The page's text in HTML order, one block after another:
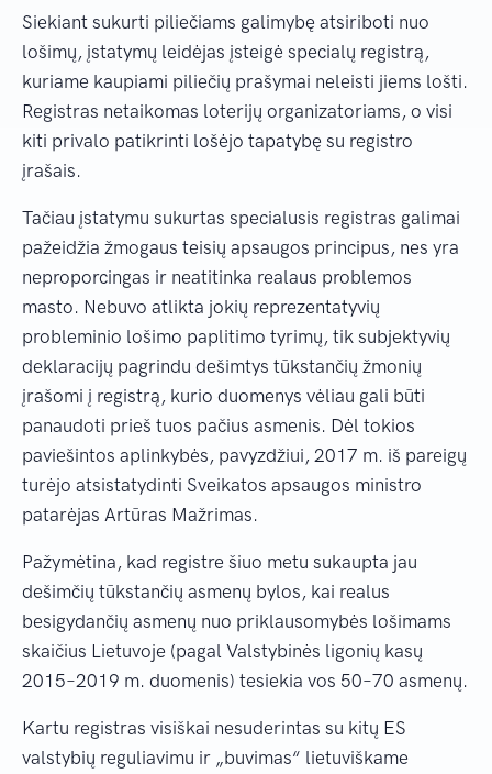
Siekiant sukurti piliečiams galimybę atsiriboti nuo
lošimų, įstatymų leidėjas įsteigė specialų registrą,
kuriame kaupiami piliečių prašymai neleisti jiems lošti.
Registras netaikomas loterijų organizatoriams, o visi
kiti privalo patikrinti lošėjo tapatybę su registro
įrašais.
Tačiau įstatymu sukurtas specialusis registras galimai
pažeidžia žmogaus teisių apsaugos principus, nes yra
neproporcingas ir neatitinka realaus problemos
masto. Nebuvo atlikta jokių reprezentatyvių
probleminio lošimo paplitimo tyrimų, tik subjektyvių
deklaracijų pagrindu dešimtys tūkstančių žmonių
įrašomi į registrą, kurio duomenys vėliau gali būti
panaudoti prieš tuos pačius asmenis. Dėl tokios
paviešintos aplinkybės, pavyzdžiui, 2017 m. iš pareigų
turėjo atsistatydinti Sveikatos apsaugos ministro
patarėjas Artūras Mažrimas.
Pažymėtina, kad registre šiuo metu sukaupta jau
dešimčių tūkstančių asmenų bylos, kai realus
besigydančių asmenų nuo priklausomybės lošimams
skaičius Lietuvoje (pagal Valstybinės ligonių kasų
2015–2019 m. duomenis) tesiekia vos 50–70 asmenų.
Kartu registras visiškai nesuderintas su kitų ES
valstybių reguliavimu ir „buvimas“ lietuviškame